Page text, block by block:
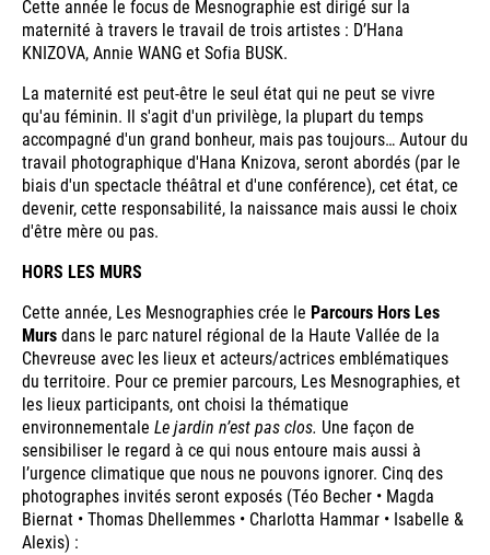
Cette année le focus de Mesnographie est dirigé sur la
maternité à travers le travail de trois artistes : D’Hana
KNIZOVA, Annie WANG et Sofia BUSK.
La maternité est peut-être le seul état qui ne peut se vivre
qu'au féminin. Il s'agit d'un privilège, la plupart du temps
accompagné d'un grand bonheur, mais pas toujours… Autour du
travail photographique d'Hana Knizova, seront abordés (par le
biais d'un spectacle théâtral et d'une conférence), cet état, ce
devenir, cette responsabilité, la naissance mais aussi le choix
d'être mère ou pas.
HORS LES MURS
Cette année, Les Mesnographies crée le Parcours Hors Les
Mursdans le parc naturel régional de la Haute Vallée de la
Chevreuse avec les lieux et acteurs/actrices emblématiques
du territoire. Pour ce premier parcours, Les Mesnographies, et
les lieux participants, ont choisi la thématique
environnementale Le jardin n’est pas clos. Une façon de
sensibiliser le regard à ce qui nous entoure mais aussi à
l’urgence climatique que nous ne pouvons ignorer. Cinq des
photographes invités seront exposés (Téo Becher • Magda
Biernat • Thomas Dhellemmes • Charlotta Hammar • Isabelle &
Alexis) :